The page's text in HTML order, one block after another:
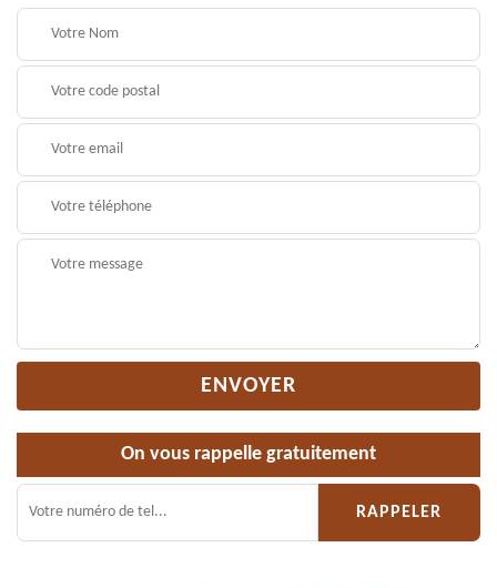
On vous rappelle gratuitement